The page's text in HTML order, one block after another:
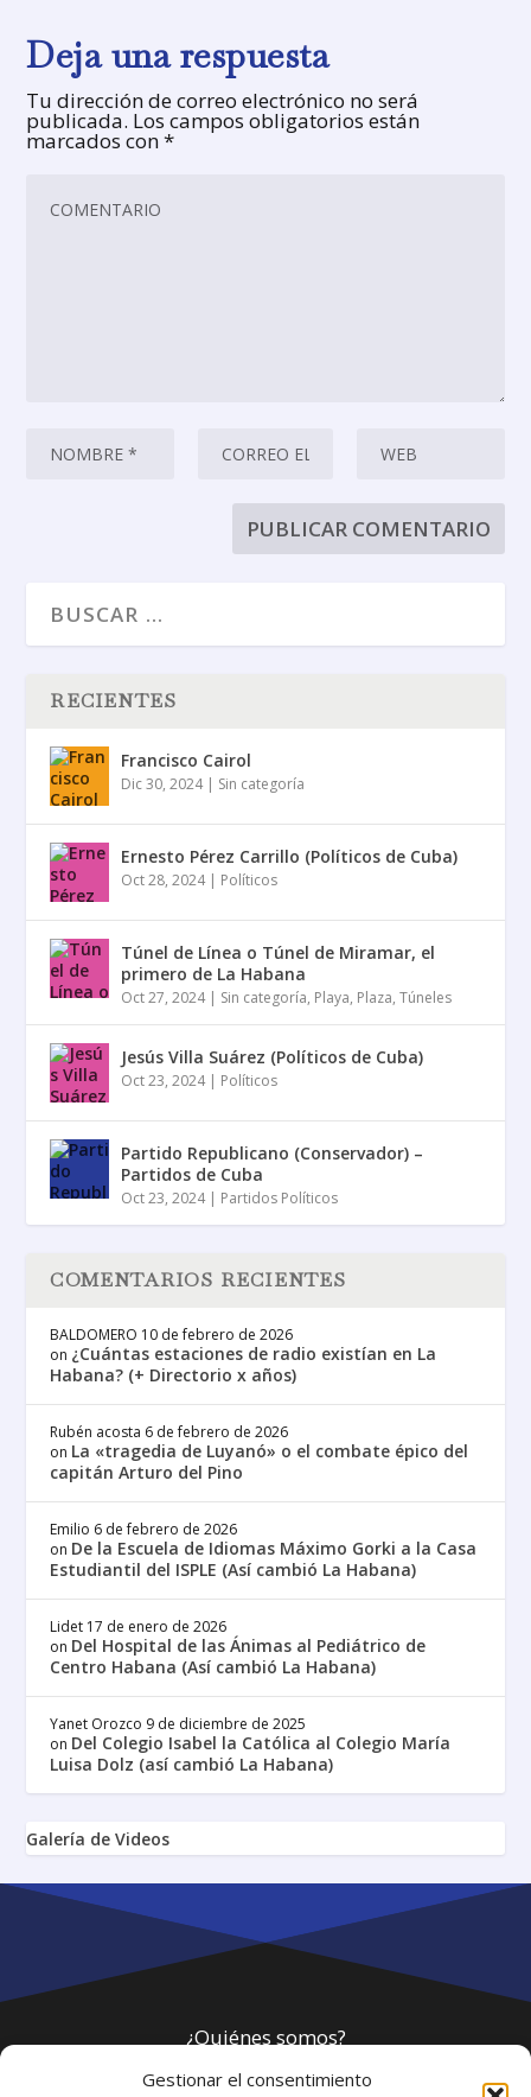
Gestionar el consentimiento
Deja una respuesta
Tu dirección de correo electrónico no será
publicada. Los campos obligatorios están
marcados con*
RECIENTES
Francisco Cairol
Dic 30, 2024| Sin categoría
Ernesto Pérez Carrillo (Políticos de Cuba)
Oct 28, 2024| Políticos
Túnel de Línea o Túnel de Miramar, el
primero de La Habana
Oct 27, 2024| Sin categoría, Playa, Plaza,Túneles
Jesús Villa Suárez (Políticos de Cuba)
Oct 23, 2024| Políticos
Partido Republicano (Conservador) –
Partidos de Cuba
Oct 23, 2024| Partidos Políticos
COMENTARIOS RECIENTES
BALDOMERO 10 de febrero de 2026
on ¿Cuántas estaciones de radio existían en La
Habana? (+ Directorio x años)
Rubén acosta 6 de febrero de 2026
on La «tragedia de Luyanó» o el combate épico del
capitán Arturo del Pino
Emilio 6 de febrero de 2026
on De la Escuela de Idiomas Máximo Gorki a la Casa
Estudiantil del ISPLE (Así cambió La Habana)
Lidet 17 de enero de 2026
on Del Hospital de las Ánimas al Pediátrico de
Centro Habana (Así cambió La Habana)
Yanet Orozco 9 de diciembre de 2025
on Del Colegio Isabel la Católica al Colegio María
Luisa Dolz (así cambió La Habana)
Galería de Videos
¿Quiénes somos?